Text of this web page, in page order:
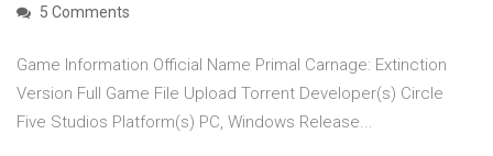
5 Comments
Game Information Official Name Primal Carnage: Extinction
Version Full Game File Upload Torrent Developer(s) Circle
Five Studios Platform(s) PC, Windows Release...